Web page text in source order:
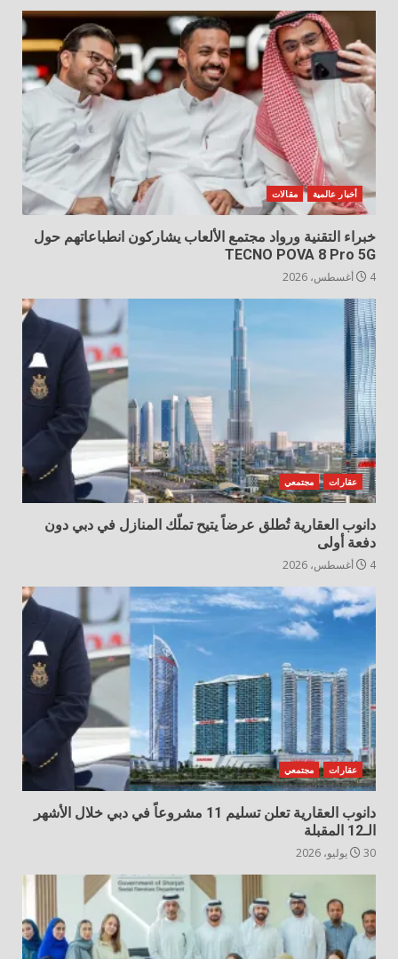
أخبار عالمية مقالات
خبراء التقنية ورواد مجتمع الألعاب يشاركون انطباعاتهم حول
TECNO POVA 8 Pro 5G
4 أغسطس، 2026
عقارات مجتمعي
دانوب العقارية تُطلق عرضاً يتيح تملّك المنازل في دبي دون
دفعة أولى
4 أغسطس، 2026
عقارات مجتمعي
دانوب العقارية تعلن تسليم 11 مشروعاً في دبي خلال الأشهر
الـ12 المقبلة
30 يوليو، 2026